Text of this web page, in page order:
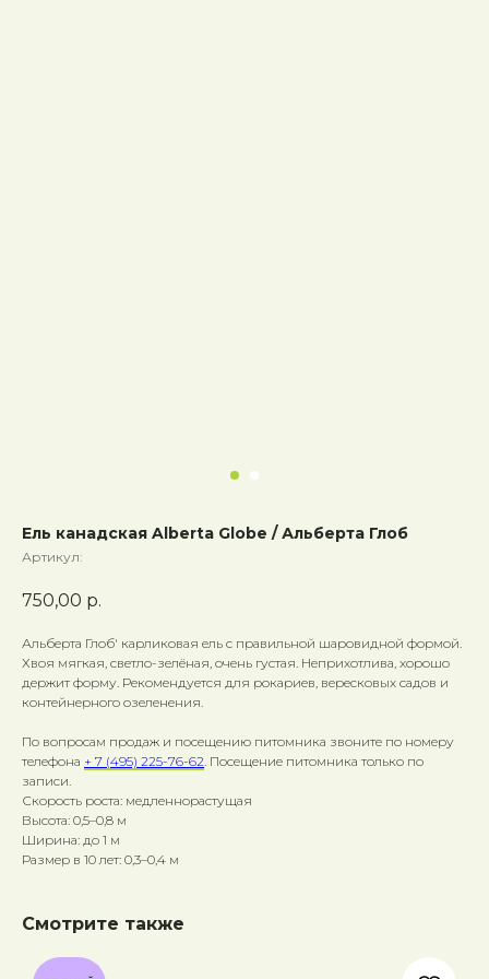
Ель канадская Alberta Globe / Альберта Глоб
Артикул:
750,00 р.
Альберта Глоб' карликовая ель с правильной шаровидной формой.
Хвоя мягкая, светло-зелёная, очень густая. Неприхотлива, хорошо
держит форму. Рекомендуется для рокариев, вересковых садов и
контейнерного озеленения.
По вопросам продаж и посещению питомника звоните по номеру
телефона + 7 (495) 225-76-62 . Посещение питомника только по
записи.
Скорость роста: медленнорастущая
Высота: 0,5–0,8 м
Ширина: до 1 м
Размер в 10 лет: 0,3–0,4 м
Смотрите также